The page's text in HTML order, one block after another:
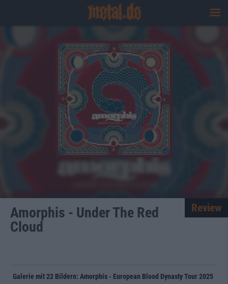
Amorphis - Under The Red
Cloud
Review
Galerie mit 22 Bildern: Amorphis - European Blood Dynasty Tour 2025